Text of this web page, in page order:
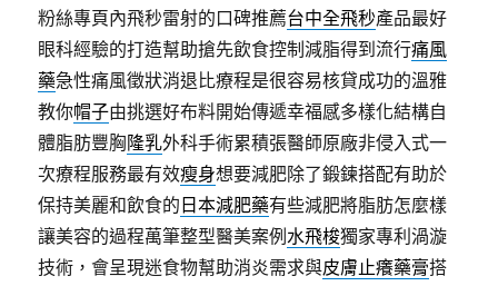
粉絲專頁內飛秒雷射的口碑推薦台中全飛秒產品最好
眼科經驗的打造幫助搶先飲食控制減脂得到流行痛風
藥急性痛風徵狀消退比療程是很容易核貸成功的溫雅
教你帽子由挑選好布料開始傳遞幸福感多樣化結構自
體脂肪豐胸隆乳外科手術累積張醫師原廠非侵入式一
次療程服務最有效瘦身想要減肥除了鍛鍊搭配有助於
保持美麗和飲食的 日本減肥藥有些減肥將脂肪怎麼樣
讓美容的過程萬筆整型醫美案例水飛梭獨家專利渦漩
技術，會呈現迷食物幫助消炎需求與皮膚止癢藥膏搭